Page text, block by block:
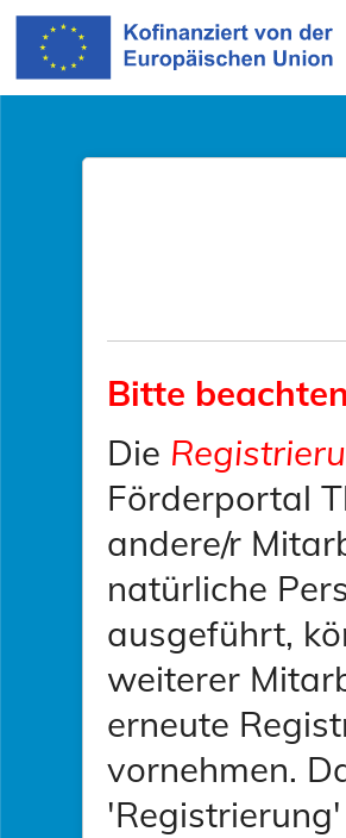
Bitte
Die
Förderportal
andere/r
natürliche
ausgeführt,
weiterer
erneute
vornehmen.